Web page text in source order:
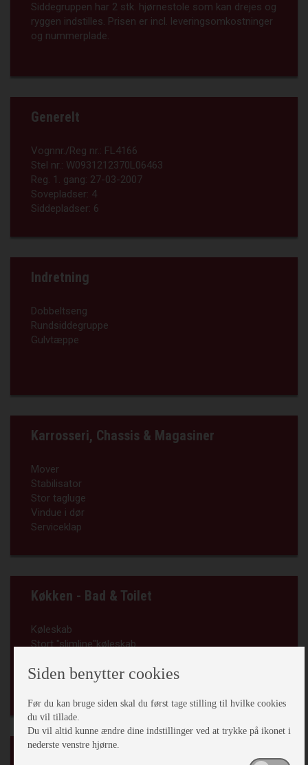
Siddegruppen har 2 stk. hjørnestole som kan drejes og
ryggen indstilles. Prisen er incl. leveringsomkostninger
og nummerplade.
Generelt
Vognnr./Reg nr.: FL4166
Stel nr.: W0931212370L06463
Reg. 1. gang: 27-03-2007
Sovepladser: 4
Siddepladser: 6
Indretning
Dobbeltseng
Rundsiddegruppe
Gulvtæppe
Karrosseri, Chassis & Magasiner
Mover
Stabilisator
Stor tagluge
Vindue i dør
Serviceklap
Køkken - Bad & Toilet
Køleskab
Stort "slimline"køleskab
Kassettetoilet
Siden benytter cookies
Før du kan bruge siden skal du først tage stilling til hvilke cookies
du vil tillade.
Du vil altid kunne ændre dine indstillinger ved at trykke på ikonet i
nederste venstre hjørne.